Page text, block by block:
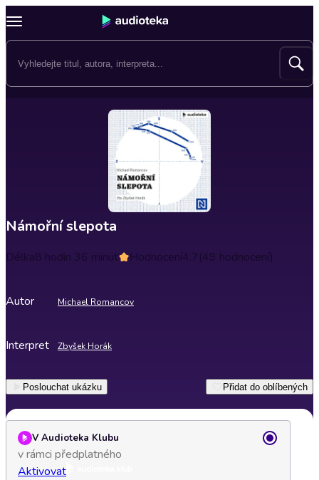
Námořní slepota
Délka8 hodin 36 minut Hodnocení4.7(49 hodnocení)
Autor Michael Romancov
Interpret Zbyšek Horák
Poslouchat ukázku Přidat do oblíbených
V Audioteka Klubu
v rámci předplatného
Aktivovat